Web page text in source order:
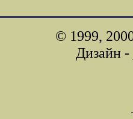
© 1999,
Дизайн -